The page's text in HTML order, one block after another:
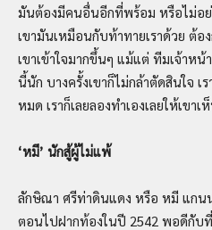
มันต้องมีคนอื่นอีกที่พร้อม หรือไม่อย่
เขามันเหมือนกับท้าทายเราด้วย ต้อ
เขาเข้าใจมากขึ้นๆ แม้แต่ ทีมเจ้าหน้
นี้นัก บางครั้งเขาก็ไม่กล้าตัดสินใจ เ
หมด เราก็เลยลองทำเองเลยให้เขา
‘หมี’ นักสู้ผู้ไม่แพ้
ลักษิณา ศรีท่าดินแดง หรือ หมี แกน
ตอนไปฝากท้องในปี 2542 พอดีกับ